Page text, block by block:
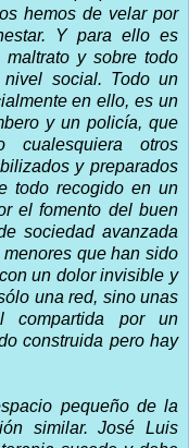
hemos de velar por
Y para ello es
y sobre todo
social. Todo un
en ello, es un
y un policía, que
otros
y preparados
todo recogido en un
el fomento del buen
sociedad avanzada
que han sido
un dolor invisible y
una red, sino unas
compartida por un
construida pero hay
pequeño de la
similar. José Luis